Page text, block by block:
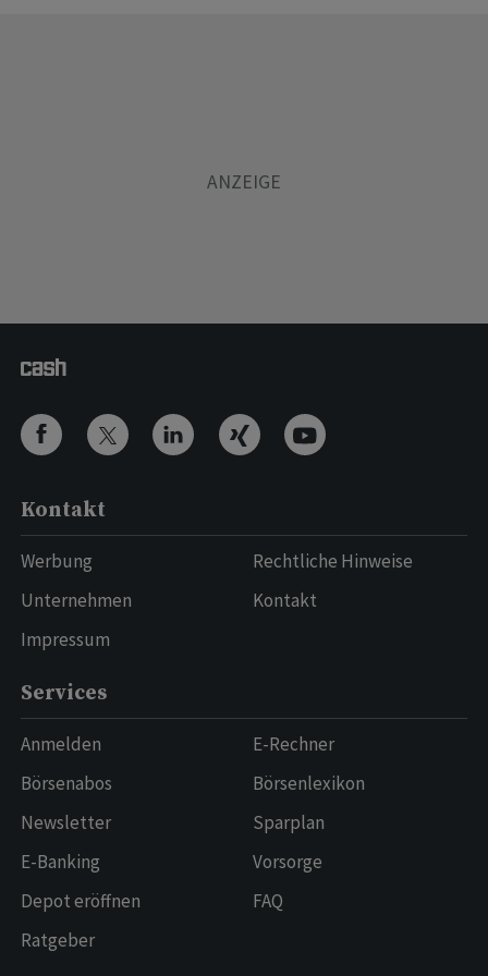
Kontakt
Werbung
Unternehmen
Impressum
Rechtliche Hinweise
Kontakt
Services
Anmelden
Börsenabos
Newsletter
E-Banking
Depot eröffnen
Ratgeber
E-Rechner
Börsenlexikon
Sparplan
Vorsorge
FAQ